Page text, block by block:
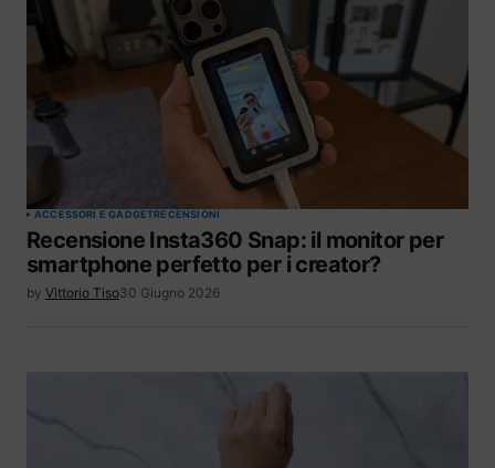
ACCESSORI E GADGETRECENSIONI
Recensione Insta360 Snap: il monitor per
smartphone perfetto per i creator?
by Vittorio Tiso30 Giugno 2026